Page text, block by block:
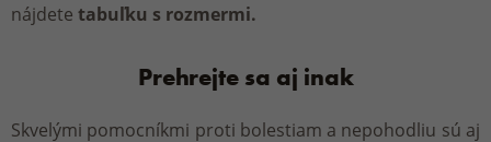
nájdete tabuľku s rozmermi.
Prehrejte sa aj inak
Skvelými pomocníkmi proti bolestiam a nepohodliu sú aj